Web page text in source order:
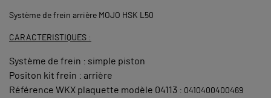
Système de frein arrière MOJO HSK L50
CARACTERISTIQUES :
Système de frein : simple piston
Positon kit frein : arrière
Référence WKX plaquette modèle 04113 : 0410400400469